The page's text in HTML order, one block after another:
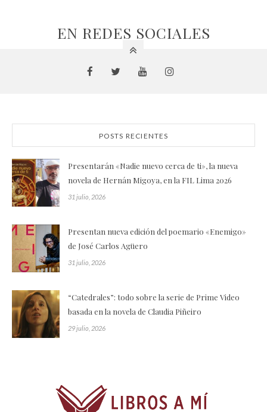
EN REDES SOCIALES
POSTS RECIENTES
Presentarán «Nadie nuevo cerca de ti», la nueva
novela de Hernán Migoya, en la FIL Lima 2026
31 julio, 2026
Presentan nueva edición del poemario «Enemigo»
de José Carlos Agüero
31 julio, 2026
“Catedrales”: todo sobre la serie de Prime Video
basada en la novela de Claudia Piñeiro
29 julio, 2026